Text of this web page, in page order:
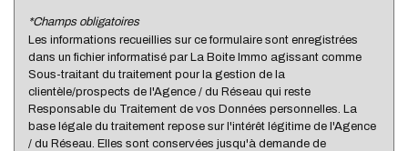
statistiques
Nombre d'habitants
146 282
Propriétaires (vs. locataires)
35,79 %
*Champs obligatoires
Les informations recueillies sur ce formulaire sont enregistrées
dans un fichier informatisé par La Boite Immo agissant comme
Sous-traitant du traitement pour la gestion de la
clientèle/prospects de l'Agence / du Réseau qui reste
Responsable du Traitement de vos Données personnelles. La
base légale du traitement repose sur l'intérêt légitime de l'Agence
/ du Réseau. Elles sont conservées jusqu'à demande de